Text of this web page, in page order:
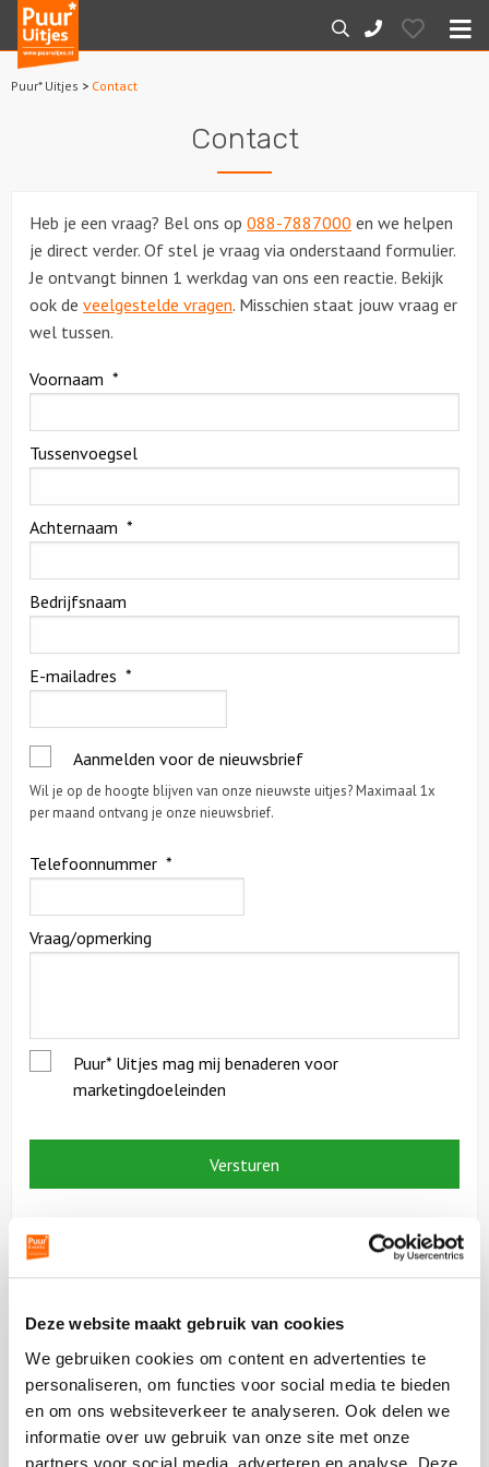
Deze website maakt gebruik van cookies
We gebruiken cookies om content en advertenties te
personaliseren, om functies voor social media te bieden
en om ons websiteverkeer te analyseren. Ook delen we
informatie over uw gebruik van onze site met onze
partners voor social media, adverteren en analyse. Deze
Puur*
Uitjes
Zoeken
088-
7887000
Hearts
Avondarrangementen
Varen
Losse boothuur
Citygames
Speurtochten
Dinerspellen
Workshops
Culinaire workshops
Muzikale workshops
Teamtrainingen
Proeverijen
Fietstochten
Segwaytours
Puur* Uitjes > Contact
Contact
Heb je een vraag? Bel ons op 088-7887000 en we helpen
je direct verder. Of stel je vraag via onderstaand formulier.
Je ontvangt binnen 1 werkdag van ons een reactie. Bekijk
ook de veelgestelde vragen. Misschien staat jouw vraag er
wel tussen.
Voornaam *
Tussenvoegsel
Achternaam *
Bedrijfsnaam
E-mailadres *
Aanmelden voor de nieuwsbrief
Wil je op de hoogte blijven van onze nieuwste uitjes? Maximaal 1x
per maand ontvang je onze nieuwsbrief.
Telefoonnummer *
Vraag/opmerking
Toestemming
Puur* Uitjes mag mij benaderen voor
marketingdoeleinden